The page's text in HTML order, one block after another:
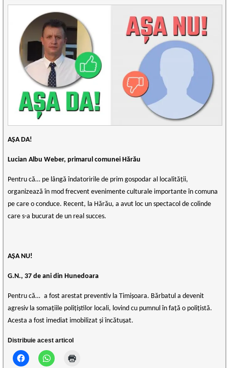
AȘA DA!
Lucian Albu Weber, primarul comunei Hărău
Pentru că… pe lângă îndatoririle de prim gospodar al localității,
organizează în mod frecvent evenimente culturale importante în comuna
pe care o conduce. Recent, la Hărău, a avut loc un spectacol de colinde
care s-a bucurat de un real succes.
AȘA NU!
G.N., 37 de ani din Hunedoara
Pentru că… a fost arestat preventiv la Timișoara. Bărbatul a devenit
agresiv la somațiile polițiștilor locali, lovind cu pumnul în față o polițistă.
Acesta a fost imediat imobilizat și încătușat.
Distribuie acest articol